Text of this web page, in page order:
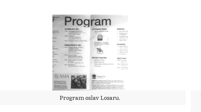
Program oslav Losaru.